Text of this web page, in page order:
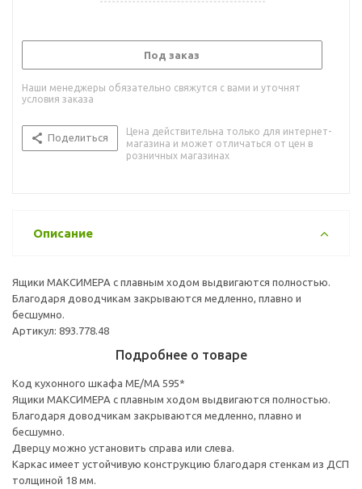
Под заказ
Наши менеджеры обязательно свяжутся с вами и уточнят
условия заказа
Поделиться
Цена действительна только для интернет-
магазина и может отличаться от цен в
розничных магазинах
Описание
Ящики МАКСИМЕРА с плавным ходом выдвигаются полностью.
Благодаря доводчикам закрываются медленно, плавно и
бесшумно.
Артикул: 893.778.48
Подробнее о товаре
Код кухонного шкафа ME/MA 595*
Ящики МАКСИМЕРА с плавным ходом выдвигаются полностью.
Благодаря доводчикам закрываются медленно, плавно и
бесшумно.
Дверцу можно установить справа или слева.
Каркас имеет устойчивую конструкцию благодаря стенкам из ДСП
толщиной 18 мм.